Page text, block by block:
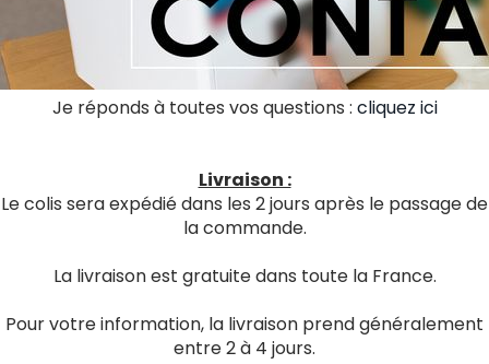
Je réponds à toutes vos questions : cliquez ici
Livraison :
Le colis sera expédié dans les 2 jours après le passage de
la commande.
La livraison est gratuite dans toute la France.
Pour votre information, la livraison prend généralement
entre 2 à 4 jours.